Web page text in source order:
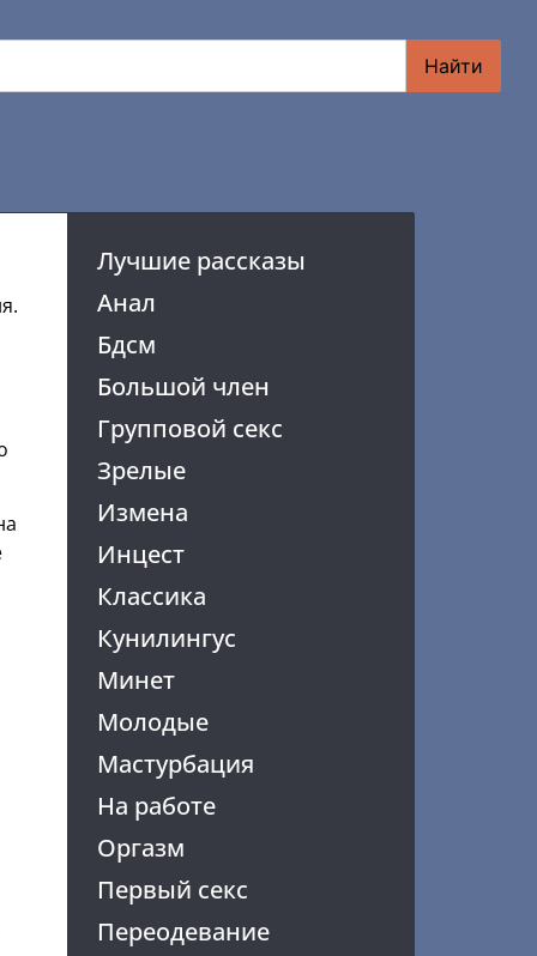
Найти
Лучшие рассказы
Анал
Бдсм
Большой член
Групповой секс
Зрелые
Измена
Инцест
Классика
Кунилингус
Минет
Молодые
Мастурбация
На работе
Оргазм
Первый секс
Переодевание